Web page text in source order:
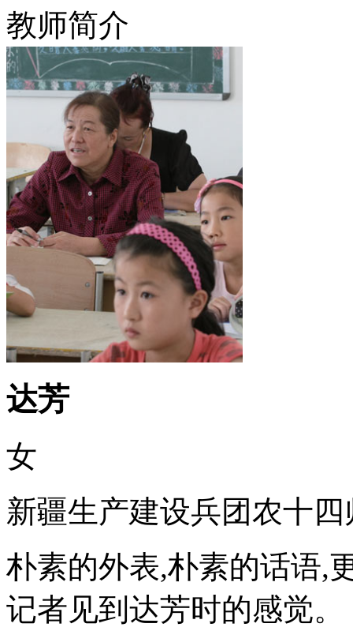
教师简介
达芳
女
新疆生产建设兵团农十
朴素的外表,朴素的话语,
记者见到达芳时的感觉